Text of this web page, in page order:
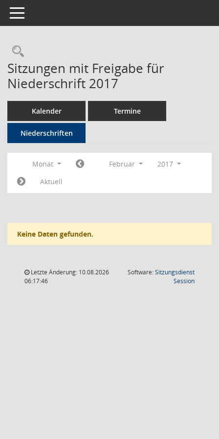
Toggle navigation
Rechercheauswahl
Sitzungen mit Freigabe für
Niederschrift 2017
Kalender Termine
Niederschriften
Monat Februar
2017
Aktuell
Keine Daten gefunden.
Letzte Änderung: 10.08.2026
06:17:46
Software:Sitzungsdienst
Session(Wird in